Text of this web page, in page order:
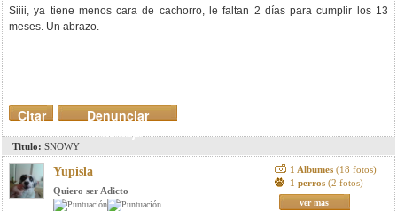
Siiii, ya tiene menos cara de cachorro, le faltan 2 días para cumplir los 13
meses. Un abrazo.
Denunciar
mensaje
Citar
Titulo: SNOWY
Yupisla
Quiero ser Adicto
1 Albumes (18 fotos)
1 perros (2 fotos)
ver mas